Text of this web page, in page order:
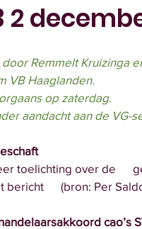
Remmelt Kruizinga
VB Haaglanden.
op zaterdag.
aandacht aan de VG-
toelichting over de
bericht      (bron: Per
cao’s